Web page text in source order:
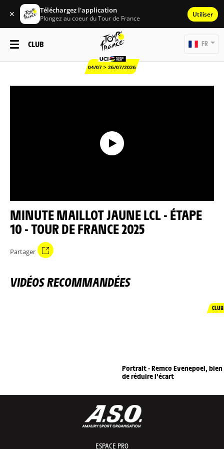
✕ Téléchargez l'application
Plongez au coeur du Tour de France Utiliser
CLUB
04/07 > 26/07/2026
FR
MINUTE MAILLOT JAUNE LCL - ÉTAPE
10 - TOUR DE FRANCE 2025
Partager
VIDÉOS RECOMMANDÉES
CLUB
Portrait - Remco Evenepoel, bien
de réduire l'écart
ESPACE PRO